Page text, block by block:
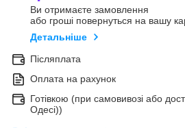
Ви отримаєте замовлення
або гроші повернуться на вашу
Детальніше
Післяплата
Оплата на рахунок
Готівкою (при самовивозі або
Одесі))